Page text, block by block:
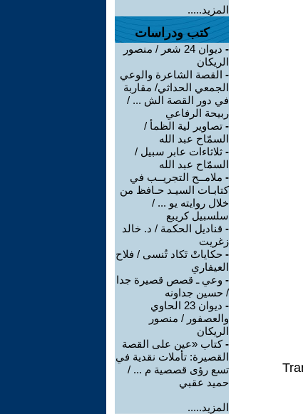
المزيد.....
كتب ودراسات
-
ديوان 24 شعر / منصور
الريكان
- القصة الشاعرة والوعي
الجمعي الحداثي/ مقاربة
في دور القصة الش ... /
ربيحة الرفاعي
- تصاوير لية الظمأ /
السمّاح عبد الله
- ثلاثاءات عابر سبيل /
السمّاح عبد الله
- ملامــح التجريــب في
كتابـات السيـد حـافظ من
خلال روايته يو ... /
سلسبيل كريبع
- قناديل الحكمة / د. خالد
زغريت
- حكاياتْ تَكاد تُنسى / فلاح
العيفاري
- وعي ـ قصص قصيرة جدا
/ حسين جداونه
-
ديوان 23 الحاوي
والعصفور / منصور
الريكان
-كتاب «عين على القصة
القصيرة: تأملات نقدية في
تسع رؤى قصصية م ... /
حميد عقبي
المزيد.....